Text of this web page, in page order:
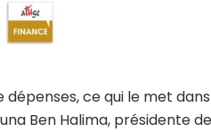
ce qui le met
Ben Halima, présidente de